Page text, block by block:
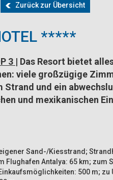
Zurück zur Übersicht
*****
3 | Das Resort bietet
viele großzügige
Strand und ein
und mexikanischen
Sand-/Kiesstrand;
Flughafen Antalya: 65 km; zum
500 m;